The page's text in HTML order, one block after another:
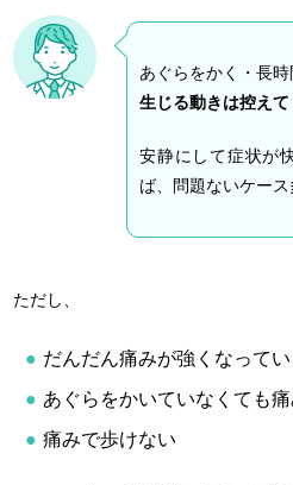
あぐらをかく・長
生じる動きは控え
安静にして症状が
ば、問題ないケース
ただし、
だんだん痛みが強くなってい
あぐらをかいていなくても
痛みで歩けない